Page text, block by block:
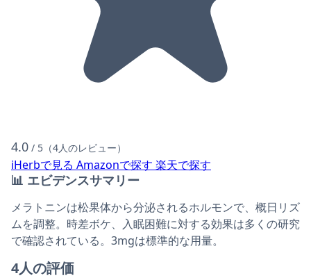
4.0 / 5（4人のレビュー）
iHerbで見る Amazonで探す 楽天で探す
📊 エビデンスサマリー
メラトニンは松果体から分泌されるホルモンで、概日リズ
ムを調整。時差ボケ、入眠困難に対する効果は多くの研究
で確認されている。3mgは標準的な用量。
4人の評価